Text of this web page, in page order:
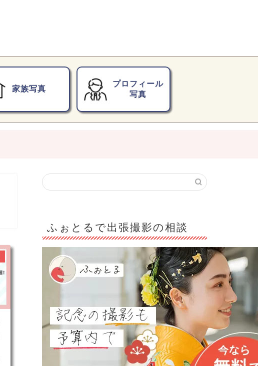
家族写真
プロフィール
写真
ふぉとるで出張撮影の相談